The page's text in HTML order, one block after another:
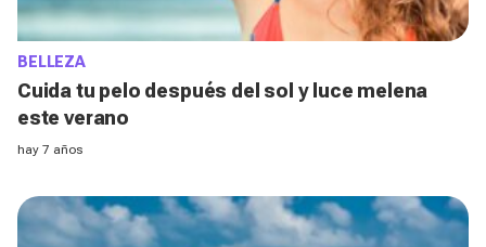
BELLEZA
Cuida tu pelo después del sol y luce melena
este verano
hay 7 años